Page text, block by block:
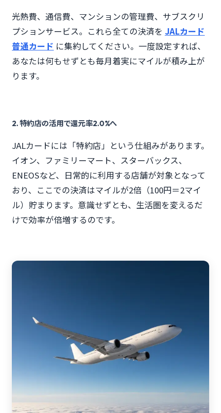
光熱費、通信費、マンションの管理費、サブスクリ
プションサービス。これら全ての決済を JALカード
普通カード に集約してください。一度設定すれば、
あなたは何もせずとも毎月着実にマイルが積み上が
ります。
2. 特約店の活用で還元率2.0%へ
JALカードには「特約店」という仕組みがあります。
イオン、ファミリーマート、スターバックス、
ENEOSなど、日常的に利用する店舗が対象となって
おり、ここでの決済はマイルが2倍（100円＝2マイ
ル）貯まります。意識せずとも、生活圏を変えるだ
けで効率が倍増するのです。